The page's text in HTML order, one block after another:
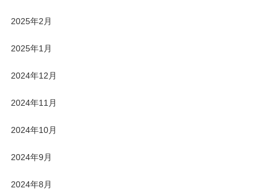
2025年2月
2025年1月
2024年12月
2024年11月
2024年10月
2024年9月
2024年8月